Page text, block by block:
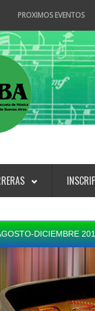
PROXIMOS EVENTOS
DICIEMBRE